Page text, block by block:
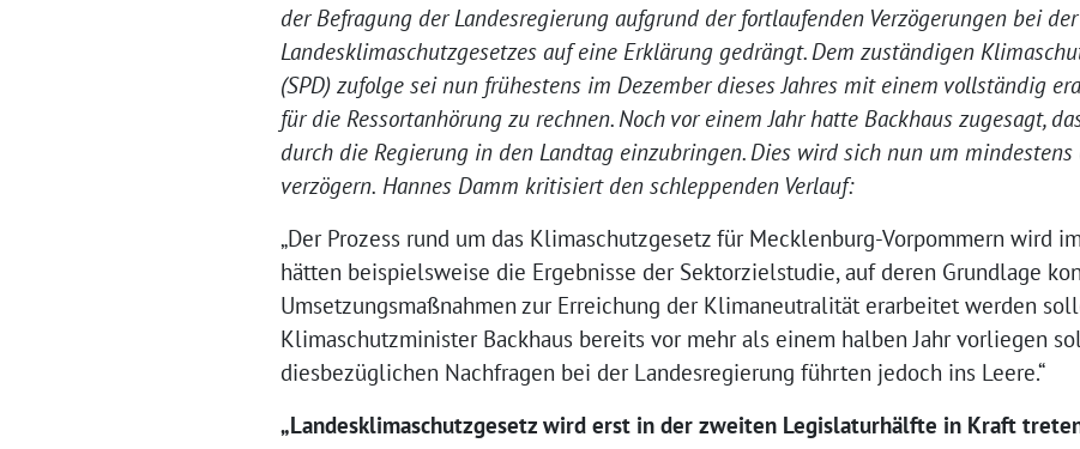
der Befragung der Landesregierung aufgrund der fortlaufenden Verzögerungen bei
Landesklimaschutzgesetzes auf eine Erklärung gedrängt. Dem zuständigen
(SPD) zufolge sei nun frühestens im Dezember dieses Jahres mit einem vollständig
für die Ressortanhörung zu rechnen. Noch vor einem Jahr hatte Backhaus zugesagt,
durch die Regierung in den Landtag einzubringen. Dies wird sich nun um
verzögern. Hannes Damm kritisiert den schleppenden Verlauf:
„Der Prozess rund um das Klimaschutzgesetz für Mecklenburg-Vorpommern wird
hätten beispielsweise die Ergebnisse der Sektorzielstudie, auf deren Grundlage
Umsetzungsmaßnahmen zur Erreichung der Klimaneutralität erarbeitet werden
Klimaschutzminister Backhaus bereits vor mehr als einem halben Jahr vorliegen
diesbezüglichen Nachfragen bei der Landesregierung führten jedoch ins Leere.“
„Landesklimaschutzgesetz wird erst in der zweiten Legislaturhälfte in Kraft